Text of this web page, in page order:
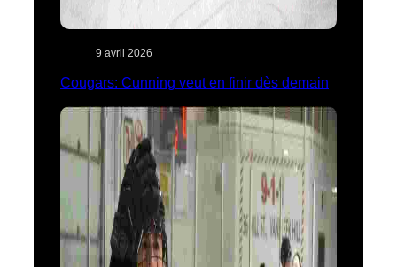
9 avril 2026
Cougars: Cunning veut en finir dès demain